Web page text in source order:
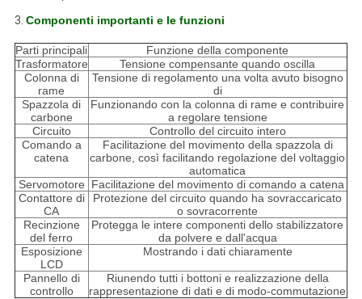
3. Componenti importanti e le funzioni
Parti principali
Funzione della componente
Trasformatore
Tensione compensante quando oscilla
Colonna di
rame
Tensione di regolamento una volta avuto bisogno
di
Spazzola di
carbone
Funzionando con la colonna di rame e contribuire
a regolare tensione
Circuito
Controllo del circuito intero
Comando a
catena
Facilitazione del movimento della spazzola di
carbone, così facilitando regolazione del voltaggio
automatica
Servomotore
Facilitazione del movimento di comando a catena
Contattore di
CA
Protezione del circuito quando ha sovraccaricato
o sovracorrente
Recinzione
del ferro
Protegga le intere componenti dello stabilizzatore
da polvere e dall'acqua
Esposizione
LCD
Mostrando i dati chiaramente
Pannello di
controllo
Riunendo tutti i bottoni e realizzazione della
rappresentazione di dati e di modo-commutazione